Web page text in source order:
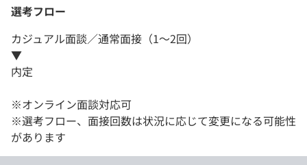
選考フロー
カジュアル面談／通常面接（1～2回）
▼
内定
※オンライン面談対応可
※選考フロー、面接回数は状況に応じて変更になる可能性
があります